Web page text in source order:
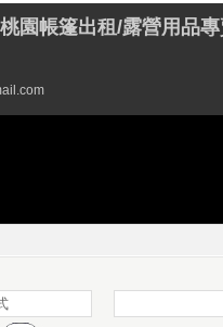
園帳篷出租/露營用品